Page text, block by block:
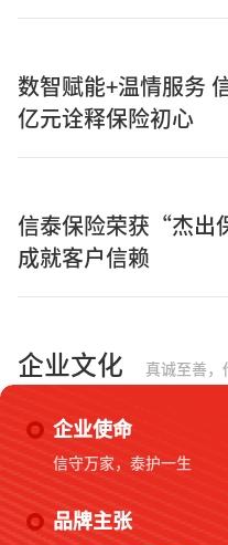
数智赋能+温情服务
亿元诠释保险初心
信泰保险荣获“杰出
成就客户信赖
企业文化 真诚至善，
企业使命
信守万家，泰护一生
品牌主张